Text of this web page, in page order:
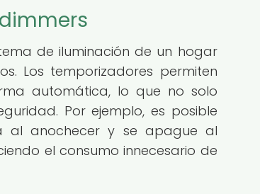
de iluminación de un hogar
Los temporizadores permiten
automática, lo que no solo
Por ejemplo, es posible
al anochecer y se apague al
el consumo innecesario de